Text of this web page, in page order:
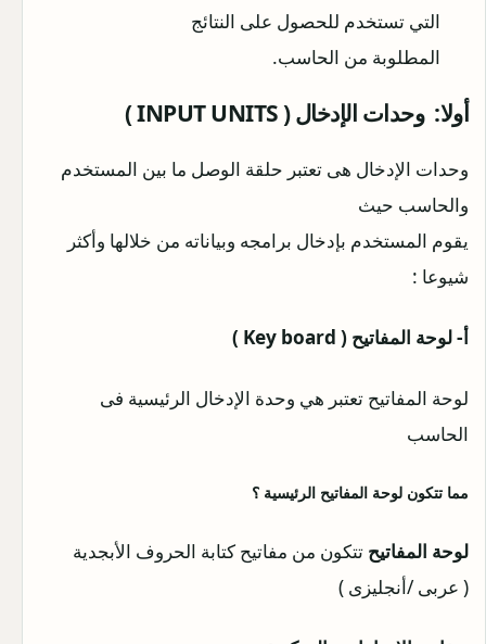
التي تستخدم للحصول على النتائج
المطلوبة من الحاسب.
أولا: وحدات الإدخال ( INPUT UNITS )
وحدات الإدخال هى تعتبر حلقة الوصل ما بين المستخدم
والحاسب حيث
يقوم المستخدم بإدخال برامجه وبياناته من خلالها وأكثر
شيوعا :
أ- لوحة المفاتيح ( Key board )
لوحة المفاتيح تعتبر هي وحدة الإدخال الرئيسية فى
الحاسب
مما تتكون لوحة المفاتيح الرئيسية ؟
لوحة المفاتيح تتكون من مفاتيح كتابة الحروف الأبجدية
( عربى /أنجليزى )